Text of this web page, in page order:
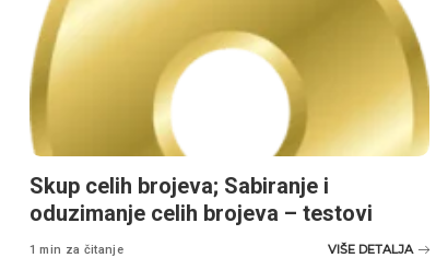
Skup celih brojeva; Sabiranje i
oduzimanje celih brojeva – testovi
1 min za čitanje VIŠE DETALJA